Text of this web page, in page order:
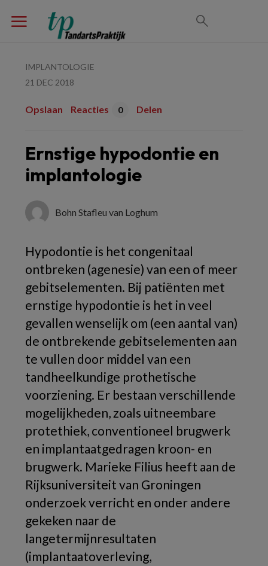
IMPLANTOLOGIE
21 DEC 2018
Opslaan Reacties 0 Delen
Ernstige hypodontie en
implantologie
Bohn Stafleu van Loghum
Hypodontie is het congenitaal
ontbreken (agenesie) van een of meer
gebitselementen. Bij patiënten met
ernstige hypodontie is het in veel
gevallen wenselijk om (een aantal van)
de ontbrekende gebitselementen aan
te vullen door middel van een
tandheelkundige prothetische
voorziening. Er bestaan verschillende
mogelijkheden, zoals uitneembare
protethiek, conventioneel brugwerk
en implantaatgedragen kroon- en
brugwerk. Marieke Filius heeft aan de
Rijksuniversiteit van Groningen
onderzoek verricht en onder andere
gekeken naar de
langetermijnresultaten
(implantaatoverleving,